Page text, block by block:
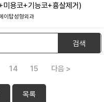
미용코+기능코+흉살제거)
이탑성형외과
검색
14 15 다음 >
목록